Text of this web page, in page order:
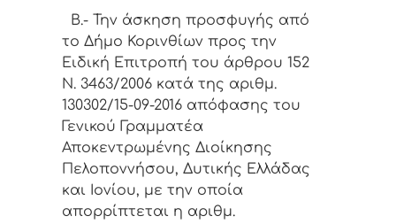
Β.- Την άσκηση προσφυγής από
το Δήμο Κορινθίων προς την
Ειδική Επιτροπή του άρθρου 152
Ν. 3463/2006 κατά της αριθμ.
130302/15-09-2016 απόφασης του
Γενικού Γραμματέα
Αποκεντρωμένης Διοίκησης
Πελοποννήσου, Δυτικής Ελλάδας
και Ιονίου, με την οποία
απορρίπτεται η αριθμ.